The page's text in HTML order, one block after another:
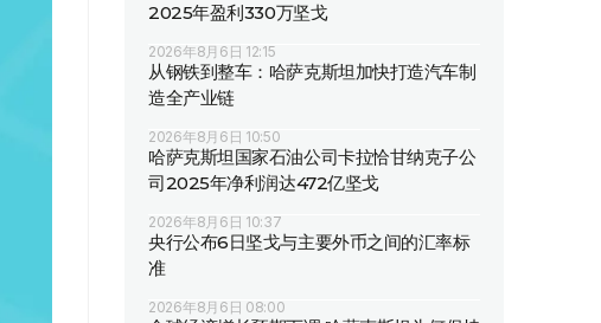
2025年盈利330万坚戈
2026年8月6日 12:15
从钢铁到整车：哈萨克斯坦加快打造汽车制
造全产业链
2026年8月6日 10:50
哈萨克斯坦国家石油公司卡拉恰甘纳克子公
司2025年净利润达472亿坚戈
2026年8月6日 10:37
央行公布6日坚戈与主要外币之间的汇率标
准
2026年8月6日 08:00